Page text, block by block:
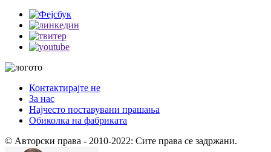
Контактирајте не
За нас
Најчесто поставувани прашања
Обиколка на фабриката
© Авторски права - 2010-2022: Сите права се задржани.